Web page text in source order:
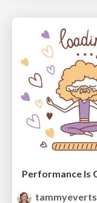
tammyeverts